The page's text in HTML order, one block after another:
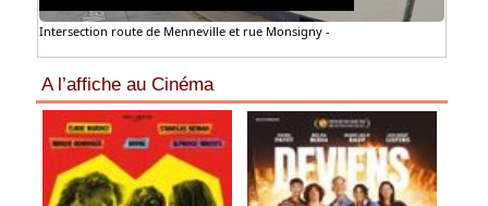
Intersection route de Menneville et rue Monsigny -
A l’affiche au Cinéma